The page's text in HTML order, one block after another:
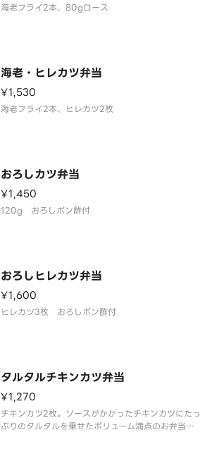
海老フライ2本、80gロース
海老・ヒレカツ弁当
¥1,530
海老フライ2本、ヒレカツ2枚
おろしカツ弁当
¥1,450
120g おろしポン酢付
おろしヒレカツ弁当
¥1,600
ヒレカツ3枚 おろしポン酢付
タルタルチキンカツ弁当
¥1,270
チキンカツ2枚。ソースがかかったチキンカツにたっ
ぷりのタルタルを乗せたボリューム満点のお弁当で